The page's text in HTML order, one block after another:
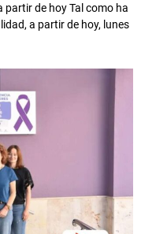
de hoy Tal como ha
a partir de hoy, lunes